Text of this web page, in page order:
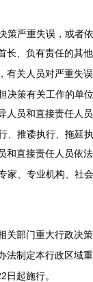
策严重失误，或者
长、负有责任的其
有关人员对严重失
策有关工作的单
人员和直接责任人
推诿执行、拖延
和直接责任人员依
、专业机构、社
部门重大行政决
制定本行政区域
日起施行。